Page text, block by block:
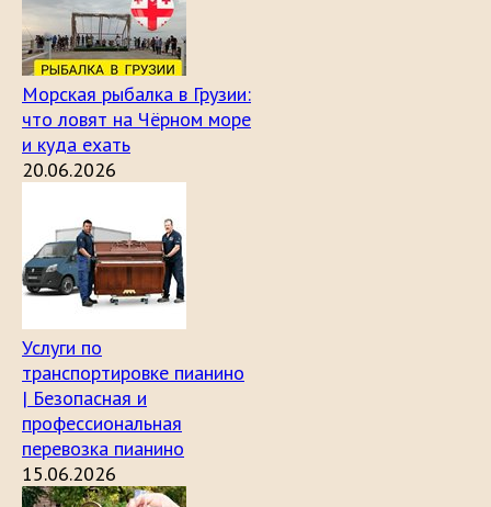
Морская рыбалка в Грузии:
что ловят на Чёрном море
и куда ехать
20.06.2026
Услуги по
транспортировке пианино
| Безопасная и
профессиональная
перевозка пианино
15.06.2026